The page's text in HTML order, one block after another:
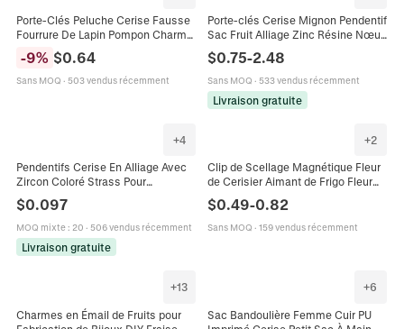
Porte-Clés Peluche Cerise Fausse
Fourrure De Lapin Pompon Charme
Accessoire Fruit Mignon
-9% $0.64
Sans MOQ · 503 vendus récemment
Porte-clés Cerise Mignon Pendentif
Sac Fruit Alliage Zinc Résine Nœud
Pour Femmes
$0.75-2.48
Sans MOQ · 533 vendus récemment
Livraison gratuite
+4
Pendentifs Cerise En Alliage Avec
Zircon Coloré Strass Pour
Fabrication De Bijoux DIY Boucles
D'oreilles Collier Style Doux
$0.097
MOQ mixte: 20 · 506 vendus récemment
Livraison gratuite
+2
Clip de Scellage Magnétique Fleur
de Cerisier Aimant de Frigo Fleur
Pince à Sac Alimentaire Fait Main
ABS Résine Accessoire Cheveux
$0.49-0.82
Sans MOQ · 159 vendus récemment
+13
Charmes en Émail de Fruits pour
+6
Sac Bandoulière Femme Cuir PU